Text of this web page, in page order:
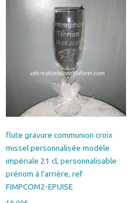
flute gravure communion croix
missel personnalisée modèle
impériale 21 cl, personnalisable
prénom à l’arrière, ref
FIMPCOM2-EPUISE